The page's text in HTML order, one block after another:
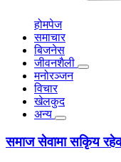
होमपेज
समाचार
बिजनेस
जीवनशैली
मनोरञ्जन
विचार
खेलकुद
अन्य
समाज सेवामा सकिृय